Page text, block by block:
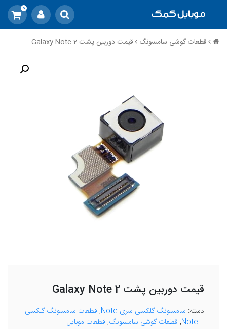
0
قطعات گوشی سامسونگ قیمت دوربین پشت Galaxy Note 2
قیمت دوربین پشت Galaxy Note 2
دسته: سامسونگ گلکسی سری Note , قطعات سامسونگ گلکسی
Note II
, قطعات گوشی سامسونگ, قطعات موبایل